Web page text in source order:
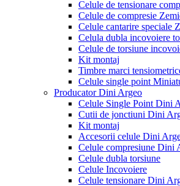
Celule de tensionare
Celule de compresie
Celule cantarire speciale
Celula dubla incovoiere
Celule de torsiune
Kit montaj
Timbre marci
Celule single point
Producator Dini Argeo
Celule Single Point Dini
Cutii de jonctiuni Dini
Kit montaj
Accesorii celule Dini
Celule compresiune Dini
Celule dubla torsiune
Celule Incovoiere
Celule tensionare Dini